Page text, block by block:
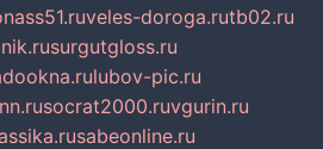
veles-doroga.rutb02.ru
surgutgloss.ru
lubov-pic.ru
socrat2000.ruvgurin.ru
sabeonline.ru